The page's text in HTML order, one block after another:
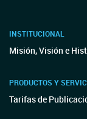
INSTITUCIONAL
Misión, Visión e
PRODUCTOS Y
Tarifas de